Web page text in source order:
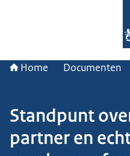
Home Documenten
Standpunt
partner en